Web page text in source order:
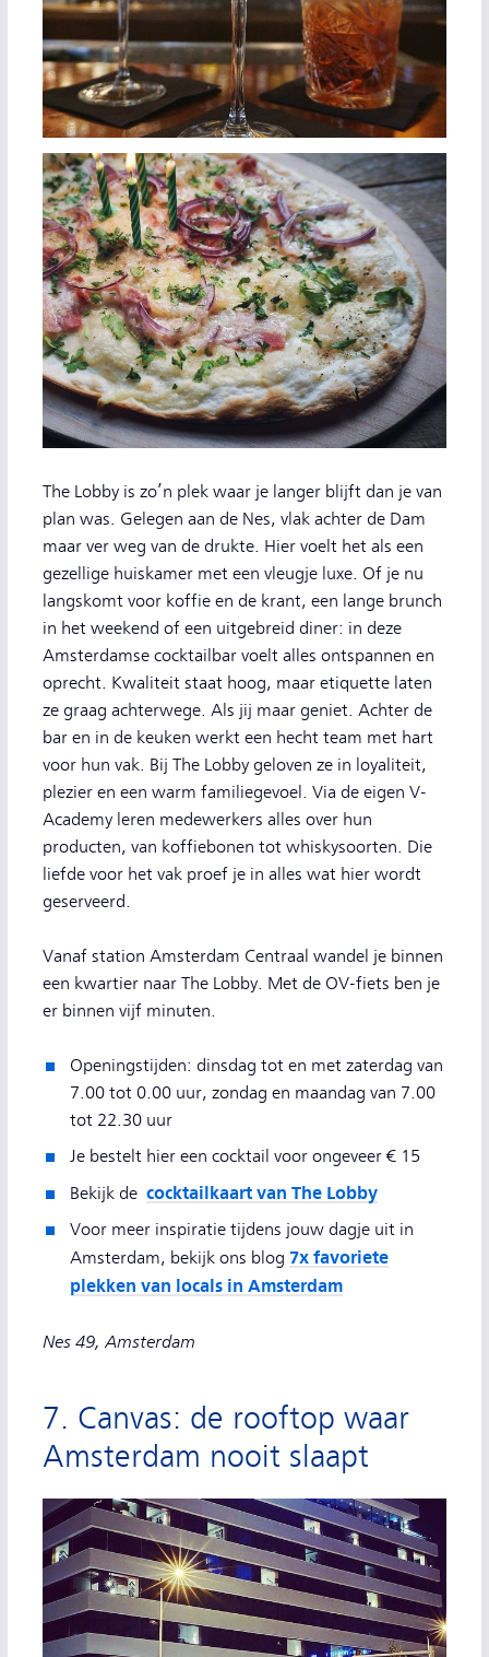
The Lobby is zo’n plek waar je langer blijft dan je van
plan was. Gelegen aan de Nes, vlak achter de Dam
maar ver weg van de drukte. Hier voelt het als een
gezellige huiskamer met een vleugje luxe. Of je nu
langskomt voor koffie en de krant, een lange brunch
in het weekend of een uitgebreid diner: in deze
Amsterdamse cocktailbar voelt alles ontspannen en
oprecht. Kwaliteit staat hoog, maar etiquette laten
ze graag achterwege. Als jij maar geniet. Achter de
bar en in de keuken werkt een hecht team met hart
voor hun vak. Bij The Lobby geloven ze in loyaliteit,
plezier en een warm familiegevoel. Via de eigen V-
Academy leren medewerkers alles over hun
producten, van koffiebonen tot whiskysoorten. Die
liefde voor het vak proef je in alles wat hier wordt
geserveerd.
Vanaf station Amsterdam Centraal wandel je binnen
een kwartier naar The Lobby. Met de OV-fiets ben je
er binnen vijf minuten.
Openingstijden: dinsdag tot en met zaterdag van
7.00 tot 0.00 uur, zondag en maandag van 7.00
tot 22.30 uur
Je bestelt hier een cocktail voor ongeveer € 15
Bekijk de cocktailkaart van The Lobby
Voor meer inspiratie tijdens jouw dagje uit in
Amsterdam, bekijk ons blog 7x favoriete
plekken van locals in Amsterdam
Nes 49, Amsterdam
7. Canvas: de rooftop waar
Amsterdam nooit slaapt